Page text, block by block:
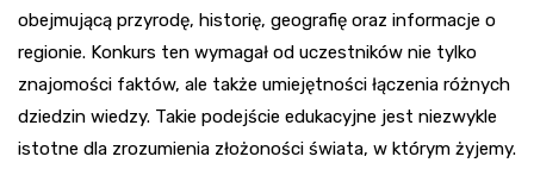
obejmującą przyrodę, historię, geografię oraz informacje o
regionie. Konkurs ten wymagał od uczestników nie tylko
znajomości faktów, ale także umiejętności łączenia różnych
dziedzin wiedzy. Takie podejście edukacyjne jest niezwykle
istotne dla zrozumienia złożoności świata, w którym żyjemy.